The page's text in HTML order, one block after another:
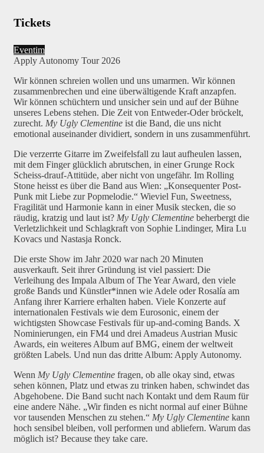
Tickets
Eventim
Apply Autonomy Tour 2026
Wir können schreien wollen und uns umarmen. Wir können
zusammenbrechen und eine überwältigende Kraft anzapfen.
Wir können schüchtern und unsicher sein und auf der Bühne
unseres Lebens stehen. Die Zeit von Entweder-Oder bröckelt,
zurecht. My Ugly Clementine ist die Band, die uns nicht
emotional auseinander dividiert, sondern in uns zusammenführt.
Die verzerrte Gitarre im Zweifelsfall zu laut aufheulen lassen,
mit dem Finger glücklich abrutschen, in einer Grunge Rock
Scheiss-drauf-Attitüde, aber nicht von ungefähr. Im Rolling
Stone heisst es über die Band aus Wien: „Konsequenter Post-
Punk mit Liebe zur Popmelodie.“ Wieviel Fun, Sweetness,
Fragilität und Harmonie kann in einer Musik stecken, die so
räudig, kratzig und laut ist? My Ugly Clementine beherbergt die
Verletzlichkeit und Schlagkraft von Sophie Lindinger, Mira Lu
Kovacs und Nastasja Ronck.
Die erste Show im Jahr 2020 war nach 20 Minuten
ausverkauft. Seit ihrer Gründung ist viel passiert: Die
Verleihung des Impala Album of The Year Award, den viele
große Bands und Künstler*innen wie Adele oder Rosalía am
Anfang ihrer Karriere erhalten haben. Viele Konzerte auf
internationalen Festivals wie dem Eurosonic, einem der
wichtigsten Showcase Festivals für up-and-coming Bands. X
Nominierungen, ein FM4 und drei Amadeus Austrian Music
Awards, ein weiteres Album auf BMG, einem der weltweit
größten Labels. Und nun das dritte Album: Apply Autonomy.
Wenn My Ugly Clementine fragen, ob alle okay sind, etwas
sehen können, Platz und etwas zu trinken haben, schwindet das
Abgehobene. Die Band sucht nach Kontakt und dem Raum für
eine andere Nähe. „Wir finden es nicht normal auf einer Bühne
vor tausenden Menschen zu stehen.“ My Ugly Clementine kann
hoch sensibel bleiben, voll performen und abliefern. Warum das
möglich ist? Because they take care.